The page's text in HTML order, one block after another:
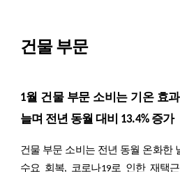
건물 부문
1월 건물 부문 소비는 기온 효
늘며 전년 동월 대비 13.4% 증가
건물 부문 소비는 전년 동월 온화한
수요 회복, 코로나19로 인한 재택